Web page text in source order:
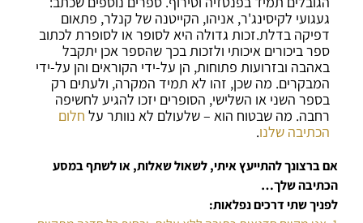
געגועי לקיסינג'ר, אניהו, הקייטנה של קנלר, פתאום
דפיקה בדלת.זכות גדולה היא לסופר או לסופרת לכתוב
ספר ביכורים איכותי ולזכות בכך שהספר אכן יתקבל
באהבה ובזרועות פתוחות, הן על-ידי הקוראים והן על-ידי
המבקרים. מה שכן, זהו לא תמיד המקרה, ולעתים רק
בספר השני או השלישי, הסופרים יזכו להגיע לחשיפה
רחבה. מה שבטוח הוא – שלעולם לא נוותר על חלום
הכתיבה שלנו.
אם ברצונך להתייעץ איתי, לשאול שאלות, או לשתף במסע
הכתיבה שלך…
לפניך שתי דרכים נפלאות: